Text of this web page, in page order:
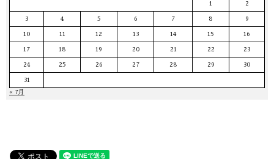
1 2
3 4 5 6 7 8 9
10 11 12 13 14 15 16
17 18 19 20 21 22 23
24 25 26 27 28 29 30
31
« 7月